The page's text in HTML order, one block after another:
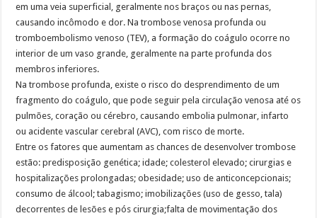
em uma veia superficial, geralmente nos braços ou nas pernas,
causando incômodo e dor. Na trombose venosa profunda ou
tromboembolismo venoso (TEV), a formação do coágulo ocorre no
interior de um vaso grande, geralmente na parte profunda dos
membros inferiores.
Na trombose profunda, existe o risco do desprendimento de um
fragmento do coágulo, que pode seguir pela circulação venosa até os
pulmões, coração ou cérebro, causando embolia pulmonar, infarto
ou acidente vascular cerebral (AVC), com risco de morte.
Entre os fatores que aumentam as chances de desenvolver trombose
estão: predisposição genética; idade; colesterol elevado; cirurgias e
hospitalizações prolongadas; obesidade; uso de anticoncepcionais;
consumo de álcool; tabagismo; imobilizações (uso de gesso, tala)
decorrentes de lesões e pós cirurgia;falta de movimentação dos